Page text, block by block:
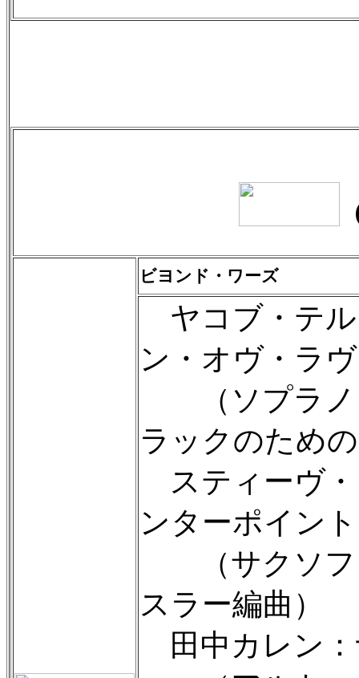
ビヨンド・ワーズ
ヤコブ・テル
ン・オヴ・ラヴ
（ソプラノ
ラックのため
スティーヴ・
ンターポイント
（サクソフ
スラー編曲）
田中カレン：